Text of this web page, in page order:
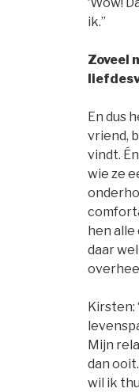
ik.”
Zoveel
En dus
vriend,
vindt.
wie ze
hen
daar
Kirsten:
Mijn
dan
wil ik